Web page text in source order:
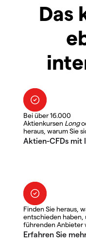
Das
Bei über 16.000
Aktienkursen Long
heraus, warum Sie
Finden Sie heraus,
entschieden haben,
führenden Anbieter